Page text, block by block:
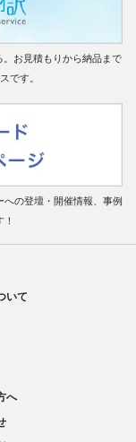
お見積もりから納品まで
です。
の登壇・開催情報、事例
いて
へ